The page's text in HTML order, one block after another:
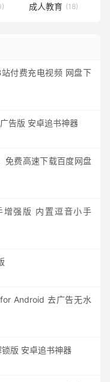
成人教育 (18)
付费充电视频 网盘下
告版 安卓追书神器
免费高速下载百度网盘
增强版 内置逗音小手
Android 去广告无水
版 安卓追书神器